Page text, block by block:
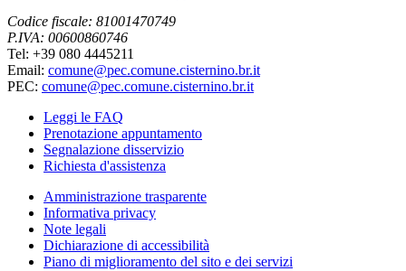
Codice fiscale: 81001470749
P.IVA: 00600860746
Tel: +39 080 4445211
Email: comune@pec.comune.cisternino.br.it
PEC: comune@pec.comune.cisternino.br.it
Leggi le FAQ
Prenotazione appuntamento
Segnalazione disservizio
Richiesta d'assistenza
Amministrazione trasparente
Informativa privacy
Note legali
Dichiarazione di accessibilità
Piano di miglioramento del sito e dei servizi